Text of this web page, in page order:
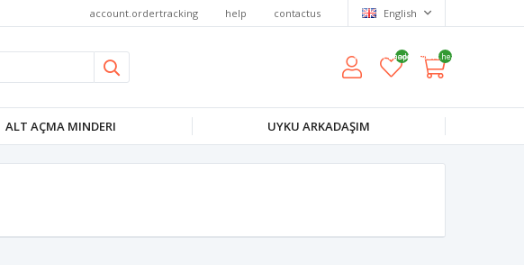
account.ordertracking help contactus English
wishlist.headerquantity
shoppingcart.headerquantity
ALT AÇMA MINDERI UYKU ARKADAŞIM